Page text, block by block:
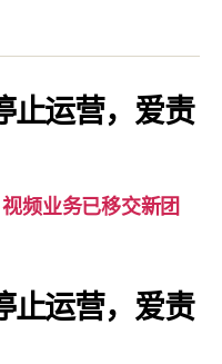
知：
爱
责
视
止运营，爱责
频业务已移交新团
止运营，爱责